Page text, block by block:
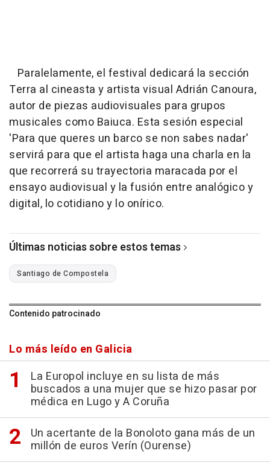
Paralelamente, el festival dedicará la sección
Terra al cineasta y artista visual Adrián Canoura,
autor de piezas audiovisuales para grupos
musicales como Baiuca. Esta sesión especial
'Para que queres un barco se non sabes nadar'
servirá para que el artista haga una charla en la
que recorrerá su trayectoria maracada por el
ensayo audiovisual y la fusión entre analógico y
digital, lo cotidiano y lo onírico.
Últimas noticias sobre estos temas
Santiago de Compostela
Contenido patrocinado
Lo más leído en Galicia
La Europol incluye en su lista de más
buscados a una mujer que se hizo pasar por
médica en Lugo y A Coruña
Un acertante de la Bonoloto gana más de un
millón de euros Verín (Ourense)